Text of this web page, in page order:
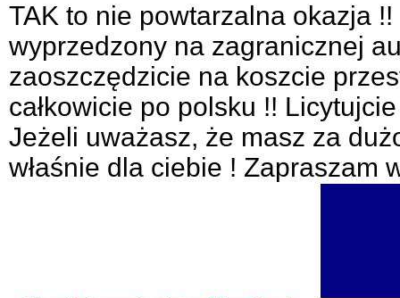
TAK to nie powtarzalna okazja
wyprzedzony na zagranicznej
zaoszczędzicie na koszcie
całkowicie po polsku !!
Jeżeli uważasz, że masz za
właśnie dla ciebie ! Zapraszam